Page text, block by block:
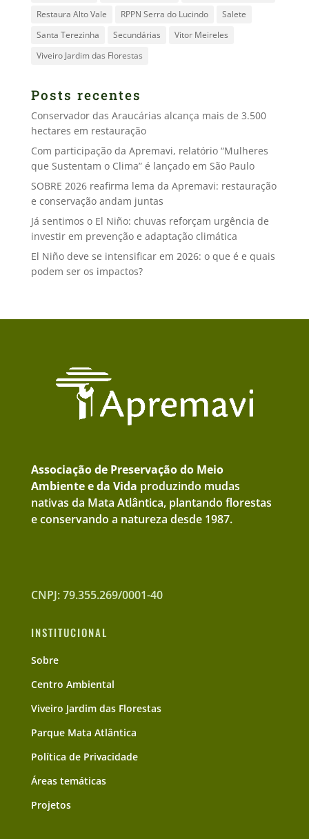
Restaura Alto Vale
RPPN Serra do Lucindo
Salete
Santa Terezinha
Secundárias
Vitor Meireles
Viveiro Jardim das Florestas
Posts recentes
Conservador das Araucárias alcança mais de 3.500
hectares em restauração
Com participação da Apremavi, relatório “Mulheres
que Sustentam o Clima” é lançado em São Paulo
SOBRE 2026 reafirma lema da Apremavi: restauração
e conservação andam juntas
Já sentimos o El Niño: chuvas reforçam urgência de
investir em prevenção e adaptação climática
El Niño deve se intensificar em 2026: o que é e quais
podem ser os impactos?
Associação de Preservação do Meio
Ambiente e da Vida produzindo mudas
nativas da Mata Atlântica, plantando florestas
e conservando a natureza desde 1987.
CNPJ: 79.355.269/0001-40
INSTITUCIONAL
Sobre
Centro Ambiental
Viveiro Jardim das Florestas
Parque Mata Atlântica
Política de Privacidade
Áreas temáticas
Projetos